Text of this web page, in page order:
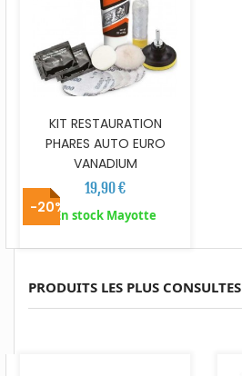
KIT RESTAURATION
PHARES AUTO EURO
VANADIUM
19,90 €
En stock Mayotte
PRODUITS LES PLUS CONSULTES
-20%